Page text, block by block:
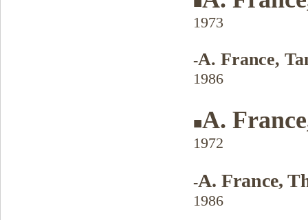
1973
-A. France,
1986
■A.
1972
-A. France,
1986